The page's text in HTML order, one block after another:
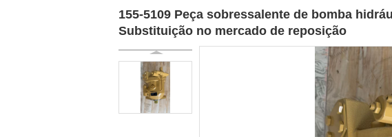
155-5109 Peça sobressalente de bomba
Substituição no mercado de reposição